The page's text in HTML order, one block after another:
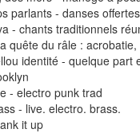
parlants - danses offertes
- chants traditionnels
quête du râle :
identité - quelque
- electro punk trad
- live. electro. brass.
it up